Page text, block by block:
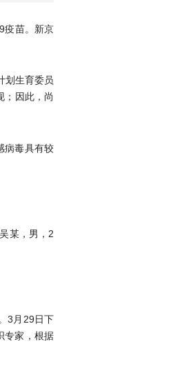
疫苗。新京
划生育委员
；因此，尚
病毒具有较
某，男，2
3月29日下
专家，根据